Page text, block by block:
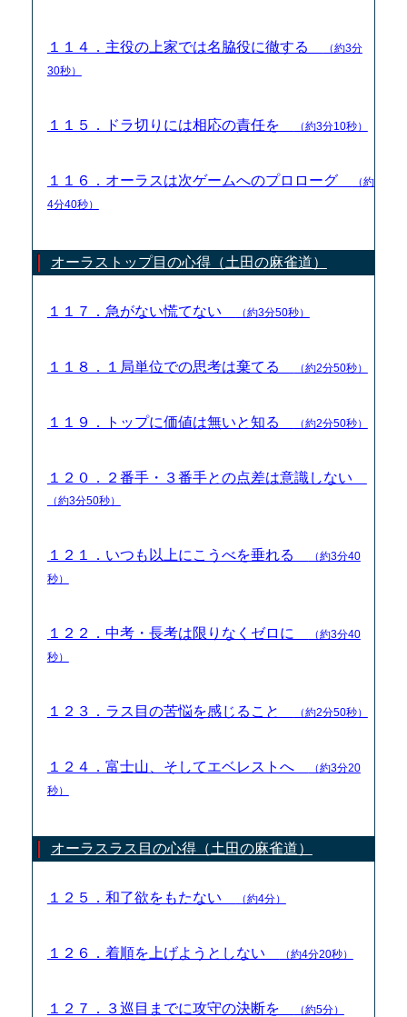
１１４．主役の上家では名脇役に徹する
（約3分
30秒）
１１５．ドラ切りには相応の責任を （約3分10秒）
１１６．オーラスは次ゲームへのプロローグ
（約
4分40秒）
オーラストップ目の心得（土田の麻雀道）
１１７．急がない慌てない （約3分50秒）
１１８．１局単位での思考は棄てる （約2分50秒）
１１９．トップに価値は無いと知る （約2分50秒）
１２０．２番手・３番手との点差は意識しない
（約3分50秒）
１２１．いつも以上にこうべを垂れる
（約3分40
秒）
１２２．中考・長考は限りなくゼロに
（約3分40
秒）
１２３．ラス目の苦悩を感じること （約2分50秒）
１２４．富士山、そしてエベレストへ
（約3分20
秒）
オーラスラス目の心得（土田の麻雀道）
１２５．和了欲をもたない （約4分）
１２６．着順を上げようとしない （約4分20秒）
１２７．３巡目までに攻守の決断を （約5分）